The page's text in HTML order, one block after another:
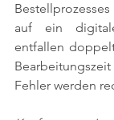
auf ein
entfallen
Fehler werden